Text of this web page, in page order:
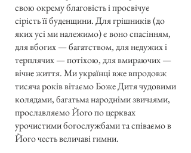
свою окрему благовість і просвічує
сірість її буденщини. Для грішників (до
яких усі ми належимо) є воно спасінням,
для вбогих — багатством, для недужих і
терплячих — потіхою, для вмираючих —
вічне життя. Ми українці вже впродовж
тисяча років вітаємо Боже Дитя чудовими
колядами, багатьма народніми звичаями,
прославляємо Його по церквах
урочистими богослужбами та співаємо в
Його честь величаві гимни.